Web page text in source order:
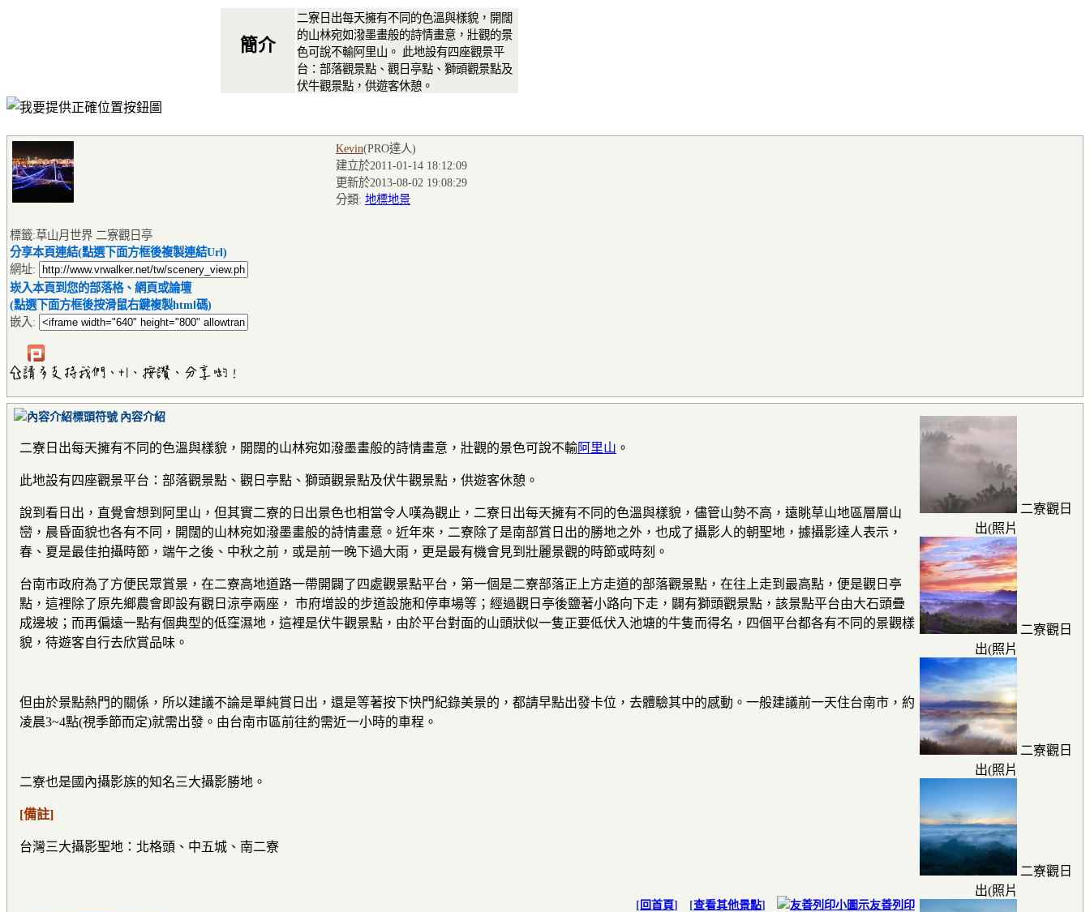
簡介
二寮日出每天擁有不同的色溫與樣貌，開闊
的山林宛如潑墨畫般的詩情畫意，壯觀的景
色可說不輸阿里山。 此地設有四座觀景平
台：部落觀景點、觀日亭點、獅頭觀景點及
伏牛觀景點，供遊客休憩。
Kevin(PRO達人)
建立於2011-01-14 18:12:09
更新於2013-08-02 19:08:29
分類: 地標地景
標籤:草山月世界 二寮觀日亭
分享本頁連結(點選下面方框後複製連結Url)
網址:
崁入本頁到您的部落格、網頁或論壇
(點選下面方框後按滑鼠右鍵複製html碼)
嵌入:
二寮觀日
出(照片
二寮觀日
出(照片
二寮觀日
出(照片
二寮觀日
出(照片
內容介紹
二寮日出每天擁有不同的色溫與樣貌，開闊的山林宛如潑墨畫般的詩情畫意，壯觀的景色可說不輸阿里山 。
此地設有四座觀景平台：部落觀景點、觀日亭點、獅頭觀景點及伏牛觀景點，供遊客休憩。
說到看日出，直覺會想到阿里山，但其實二寮的日出景色也相當令人嘆為觀止，二寮日出每天擁有不同的色溫與樣貌，儘管山勢不高，遠眺草山地區層層山
巒，晨昏面貌也各有不同，開闊的山林宛如潑墨畫般的詩情畫意。近年來，二寮除了是南部賞日出的勝地之外，也成了攝影人的朝聖地，據攝影達人表示，
春、夏是最佳拍攝時節，端午之後、中秋之前，或是前一晚下過大雨，更是最有機會見到壯麗景觀的時節或時刻。
台南市政府為了方便民眾賞景，在二寮高地道路一帶開闢了四處觀景點平台，第一個是二寮部落正上方走道的部落觀景點，在往上走到最高點，便是觀日亭
點，這裡除了原先鄉農會即設有觀日涼亭兩座， 市府增設的步道設施和停車場等；經過觀日亭後鹽著小路向下走，闢有獅頭觀景點，該景點平台由大石頭疊
成邊坡；而再偏遠一點有個典型的低窪濕地，這裡是伏牛觀景點，由於平台對面的山頭狀似一隻正要低伏入池塘的牛隻而得名，四個平台都各有不同的景觀樣
貌，待遊客自行去欣賞品味。
但由於景點熱門的關係，所以建議不論是單純賞日出，還是等著按下快門紀錄美景的，都請早點出發卡位，去體驗其中的感動。一般建議前一天住台南市，約
凌晨3~4點(視季節而定)就需出發。由台南市區前往約需近一小時的車程。
二寮也是國內攝影族的知名三大攝影勝地。
[備註]
台灣三大攝影聖地：北格頭、中五城、南二寮
[ 回首頁] [查看其他景點]
友善列印